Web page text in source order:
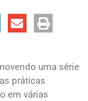
uma série
práticas
em várias